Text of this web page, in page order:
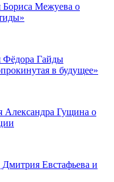
Бориса Межуева о
Фёдора Гайды
в будущее»
Александра Гущина о
Евстафьева и